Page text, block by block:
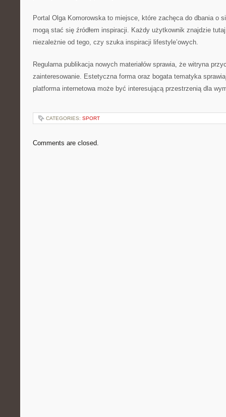
Portal Olga Komorowska to miejsce, które zachęca do dbania o
mogą stać się źródłem inspiracji. Każdy użytkownik znajdzie
niezależnie od tego, czy szuka inspiracji lifestyle’owych.
Regularna publikacja nowych materiałów sprawia, że witryna
zainteresowanie. Estetyczna forma oraz bogata tematyka
platforma internetowa może być interesującą przestrzenią dla
CATEGORIES: SPORT
Comments are closed.